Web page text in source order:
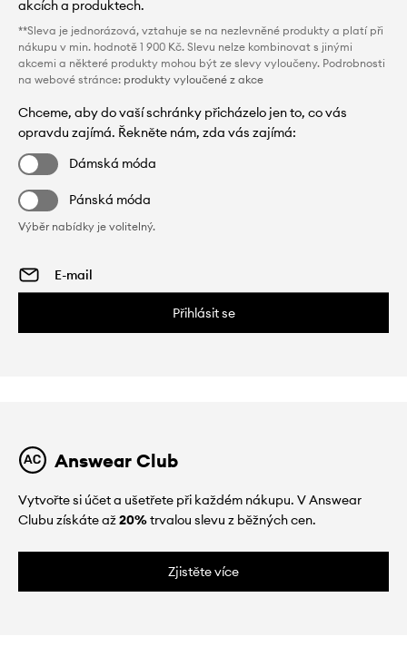
akcích a produktech.
**Sleva je jednorázová, vztahuje se na nezlevněné produkty a platí při
nákupu v min. hodnotě 1 900 Kč. Slevu nelze kombinovat s jinými
akcemi a některé produkty mohou být ze slevy vyloučeny. Podrobnosti
na webové stránce: produkty vyloučené z akce
Chceme, aby do vaší schránky přicházelo jen to, co vás
opravdu zajímá. Řekněte nám, zda vás zajímá:
Dámská móda
Pánská móda
Výběr nabídky je volitelný.
Přihlásit se
Answear Club
Vytvořte si účet a ušetřete při každém nákupu. V Answear
Clubu získáte až20%trvalou slevu z běžných cen.
Zjistěte více